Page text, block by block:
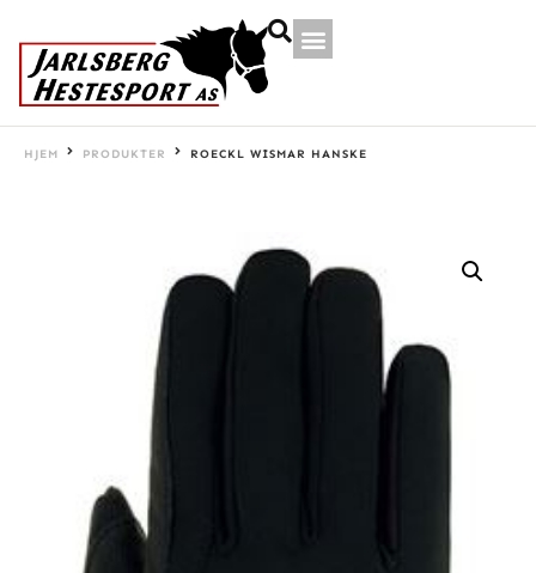
HJEM PRODUKTER ROECKL WISMAR HANSKE